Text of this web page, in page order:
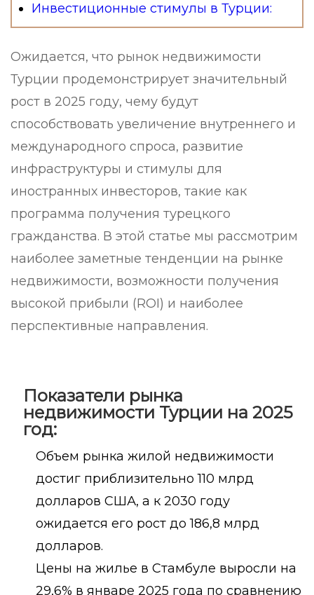
Инвестиционные стимулы в Турции:
Ожидается, что рынок недвижимости
Турции продемонстрирует значительный
рост в 2025 году, чему будут
способствовать увеличение внутреннего и
международного спроса, развитие
инфраструктуры и стимулы для
иностранных инвесторов, такие как
программа получения турецкого
гражданства. В этой статье мы рассмотрим
наиболее заметные тенденции на рынке
недвижимости, возможности получения
высокой прибыли (ROI) и наиболее
перспективные направления.
Показатели рынка
недвижимости Турции на 2025
год:
Объем рынка жилой недвижимости
достиг приблизительно 110 млрд
долларов США, а к 2030 году
ожидается его рост до 186,8 млрд
долларов.
Цены на жилье в Стамбуле выросли на
29,6% в январе 2025 года по сравнению